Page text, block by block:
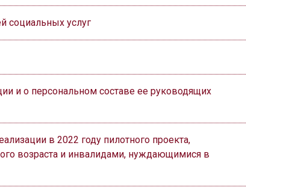
социальных услуг
и о персональном составе ее руководящих
в 2022 году пилотного проекта,
возраста и инвалидами, нуждающимися в